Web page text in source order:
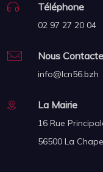
Téléphone
02 97 27 20 04
Nous
info@lcn56.bzh
La Mairie
16 Rue
56500 La